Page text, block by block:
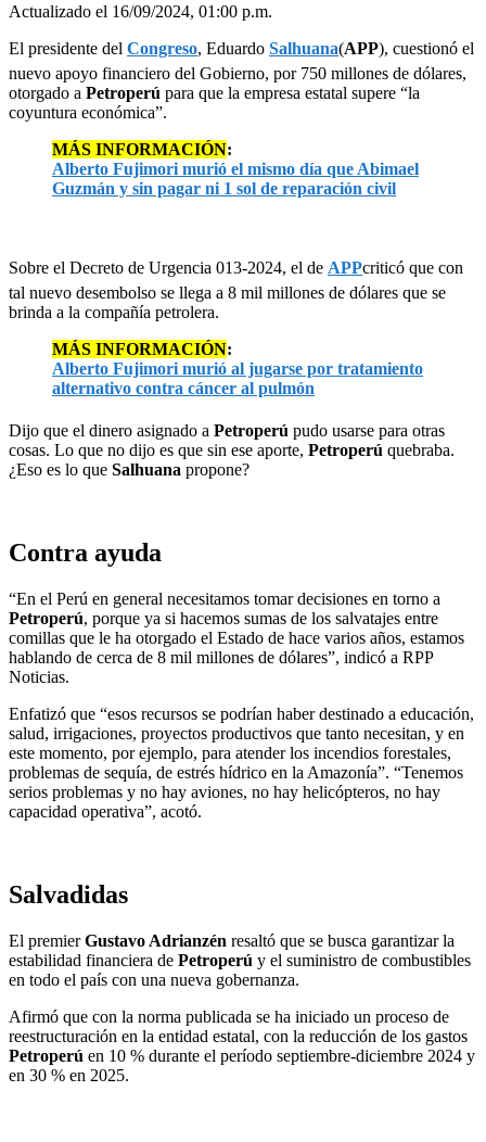
Actualizado el 16/09/2024, 01:00 p.m.
El presidente del Congreso, Eduardo Salhuana(APP), cuestionó el
nuevo apoyo financiero del Gobierno, por 750 millones de dólares,
otorgado a Petroperú para que la empresa estatal supere “la
coyuntura económica”.
MÁS INFORMACIÓN:
Alberto Fujimori murió el mismo día que Abimael
Guzmán y sin pagar ni 1 sol de reparación civil
Sobre el Decreto de Urgencia 013-2024, el de APPcriticó que con
tal nuevo desembolso se llega a 8 mil millones de dólares que se
brinda a la compañía petrolera.
MÁS INFORMACIÓN:
Alberto Fujimori murió al jugarse por tratamiento
alternativo contra cáncer al pulmón
Dijo que el dinero asignado a Petroperú pudo usarse para otras
cosas. Lo que no dijo es que sin ese aporte, Petroperú quebraba.
¿Eso es lo que Salhuana propone?
Contra ayuda
“En el Perú en general necesitamos tomar decisiones en torno a
Petroperú, porque ya si hacemos sumas de los salvatajes entre
comillas que le ha otorgado el Estado de hace varios años, estamos
hablando de cerca de 8 mil millones de dólares”, indicó a RPP
Noticias.
Enfatizó que “esos recursos se podrían haber destinado a educación,
salud, irrigaciones, proyectos productivos que tanto necesitan, y en
este momento, por ejemplo, para atender los incendios forestales,
problemas de sequía, de estrés hídrico en la Amazonía”. “Tenemos
serios problemas y no hay aviones, no hay helicópteros, no hay
capacidad operativa”, acotó.
Salvadidas
El premierGustavo Adrianzén resaltó que se busca garantizar la
estabilidad financiera de Petroperú y el suministro de combustibles
en todo el país con una nueva gobernanza.
Afirmó que con la norma publicada se ha iniciado un proceso de
reestructuración en la entidad estatal, con la reducción de los gastos
Petroperú en 10 % durante el período septiembre-diciembre 2024 y
en 30 % en 2025.